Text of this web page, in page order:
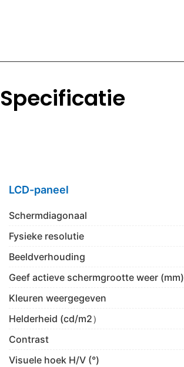
Specificatie
LCD-paneel
Schermdiagonaal
Fysieke resolutie
Beeldverhouding
Geef actieve schermgrootte weer (mm)
Kleuren weergegeven
Helderheid (cd/m2）
Contrast
Visuele hoek H/V (°)